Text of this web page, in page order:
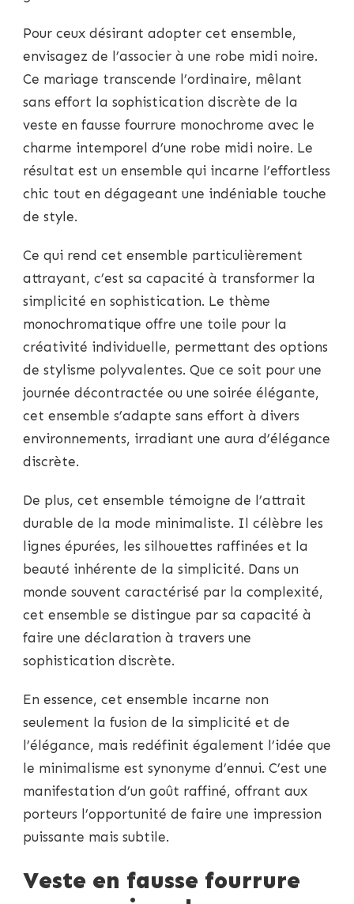
Pour ceux désirant adopter cet ensemble,
envisagez de l’associer à une robe midi noire.
Ce mariage transcende l’ordinaire, mêlant
sans effort la sophistication discrète de la
veste en fausse fourrure monochrome avec le
charme intemporel d’une robe midi noire. Le
résultat est un ensemble qui incarne l’effortless
chic tout en dégageant une indéniable touche
de style.
Ce qui rend cet ensemble particulièrement
attrayant, c’est sa capacité à transformer la
simplicité en sophistication. Le thème
monochromatique offre une toile pour la
créativité individuelle, permettant des options
de stylisme polyvalentes. Que ce soit pour une
journée décontractée ou une soirée élégante,
cet ensemble s’adapte sans effort à divers
environnements, irradiant une aura d’élégance
discrète.
De plus, cet ensemble témoigne de l’attrait
durable de la mode minimaliste. Il célèbre les
lignes épurées, les silhouettes raffinées et la
beauté inhérente de la simplicité. Dans un
monde souvent caractérisé par la complexité,
cet ensemble se distingue par sa capacité à
faire une déclaration à travers une
sophistication discrète.
En essence, cet ensemble incarne non
seulement la fusion de la simplicité et de
l’élégance, mais redéfinit également l’idée que
le minimalisme est synonyme d’ennui. C’est une
manifestation d’un goût raffiné, offrant aux
porteurs l’opportunité de faire une impression
puissante mais subtile.
Veste en fausse fourrure